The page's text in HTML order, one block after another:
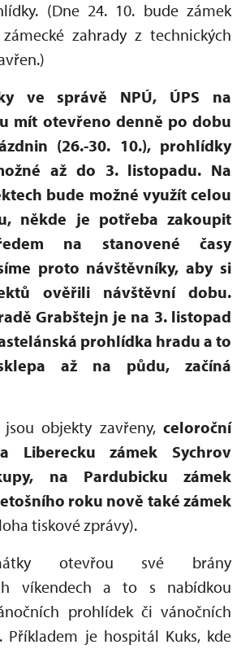
(Dne 24. 10. bude zámek
zahrady z technických
ve správě NPÚ, ÚPS na
mít otevřeno denně po dobu
(26.-30. 10.), prohlídky
až do 3. listopadu. Na
bude možné využít celou
někde je potřeba zakoupit
na stanovené časy
proto návštěvníky, aby si
ověřili návštěvní dobu.
Grabštejn je na 3. listopad
prohlídka hradu a to
až na půdu, začíná
objekty zavřeny, celoroční
Liberecku zámek Sychrov
na Pardubicku zámek
roku nově také zámek
tiskové zprávy).
otevřou své brány
víkendech a to s nabídkou
prohlídek či vánočních
je hospitál Kuks, kde